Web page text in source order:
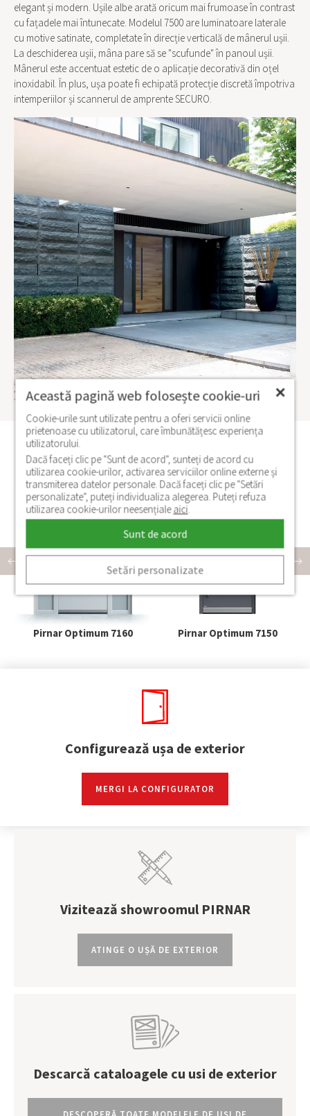
elegant și modern. Ușile albe arată oricum mai frumoase în contrast
cu fațadele mai întunecate. Modelul 7500 are luminatoare laterale
cu motive satinate, completate în direcție verticală de mânerul ușii.
La deschiderea ușii, mâna pare să se "scufunde" în panoul ușii.
Mânerul este accentuat estetic de o aplicație decorativă din oțel
inoxidabil. În plus, ușa poate fi echipată protecție discretă împotriva
intemperiilor și scannerul de amprente SECURO.
Modele similare
Pirnar Optimum 7160 Pirnar Optimum 7150
Configurează ușa de exterior
MERGI LA CONFIGURATOR
Vizitează showroomul PIRNAR
ATINGE O UȘĂ DE EXTERIOR
Descarcă cataloagele cu usi de exterior
Această pagină web folosește cookie-uri
Cookie-urile sunt utilizate pentru a oferi servicii online
prietenoase cu utilizatorul, care îmbunătățesc experiența
utilizatorului.
Dacă faceți clic pe "Sunt de acord", sunteți de acord cu
utilizarea cookie-urilor, activarea serviciilor online externe și
transmiterea datelor personale. Dacă faceți clic pe "Setări
personalizate", puteți individualiza alegerea. Puteți refuza
utilizarea cookie-urilor neesențialeaici.
Sunt de acord
Setări personalizate
✕